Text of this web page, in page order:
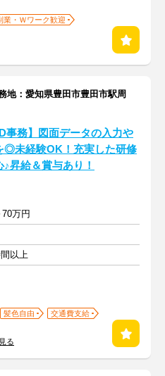
業・Ｗワーク歓迎
：愛知県豊田市豊田市駅周
事務】図面データの入力や
◎未経験OK！充実した研修
♪昇給＆賞与あり！
万円
以上
髪色自由
交通費支給
る